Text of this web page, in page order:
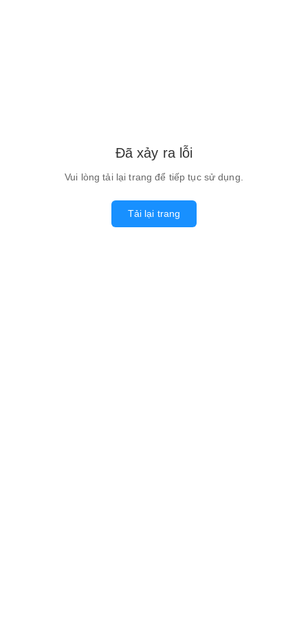
Đã xảy ra lỗi
Vui lòng tải lại trang để tiếp tục sử dụng.
Tải lại trang